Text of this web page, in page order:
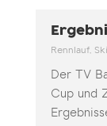
Rennlauf,
Der TV
Cup und